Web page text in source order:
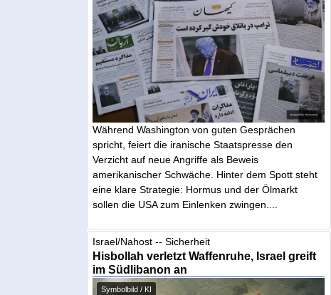
Während Washington von guten Gesprächen
spricht, feiert die iranische Staatspresse den
Verzicht auf neue Angriffe als Beweis
amerikanischer Schwäche. Hinter dem Spott steht
eine klare Strategie: Hormus und der Ölmarkt
sollen die USA zum Einlenken zwingen....
Israel/Nahost -- Sicherheit
Hisbollah verletzt Waffenruhe, Israel greift
im Südlibanon an
Symbolbild / KI